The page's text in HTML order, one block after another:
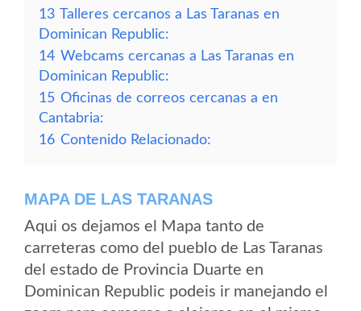
13 Talleres cercanos a Las Taranas en
Dominican Republic:
14 Webcams cercanas a Las Taranas en
Dominican Republic:
15 Oficinas de correos cercanas a en
Cantabria:
16 Contenido Relacionado:
MAPA DE LAS TARANAS
Aqui os dejamos el Mapa tanto de
carreteras como del pueblo de Las Taranas
del estado de Provincia Duarte en
Dominican Republic podeis ir manejando el